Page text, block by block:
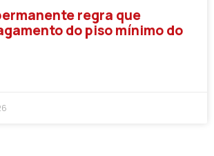
regra que
do piso mínimo do